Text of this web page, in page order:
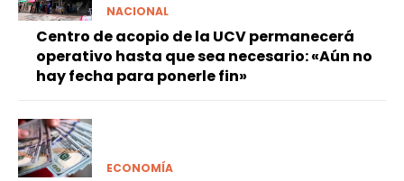
NACIONAL
Centro de acopio de la UCV permanecerá
operativo hasta que sea necesario: «Aún no
hay fecha para ponerle fin»
ECONOMÍA